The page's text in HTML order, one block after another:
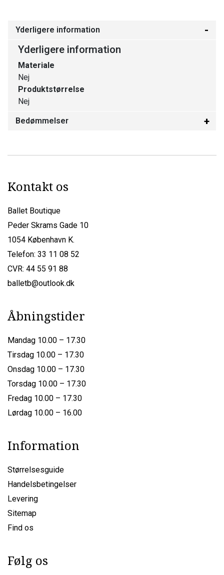
Yderligere information
Yderligere information
Materiale
Nej
Produktstørrelse
Nej
Bedømmelser
Kontakt os
Ballet Boutique
Peder Skrams Gade 10
1054 København K.
Telefon: 33 11 08 52
CVR: 44 55 91 88
balletb@outlook.dk
Åbningstider
Mandag 10.00 – 17.30
Tirsdag 10.00 – 17.30
Onsdag 10.00 – 17.30
Torsdag 10.00 – 17.30
Fredag 10.00 – 17.30
Lørdag 10.00 – 16.00
Information
Størrelsesguide
Handelsbetingelser
Levering
Sitemap
Find os
Følg os